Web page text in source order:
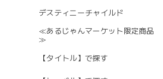
デスティニーチャイルド
≪あるじゃんマーケット限定商品
≫
【タイトル】で探す